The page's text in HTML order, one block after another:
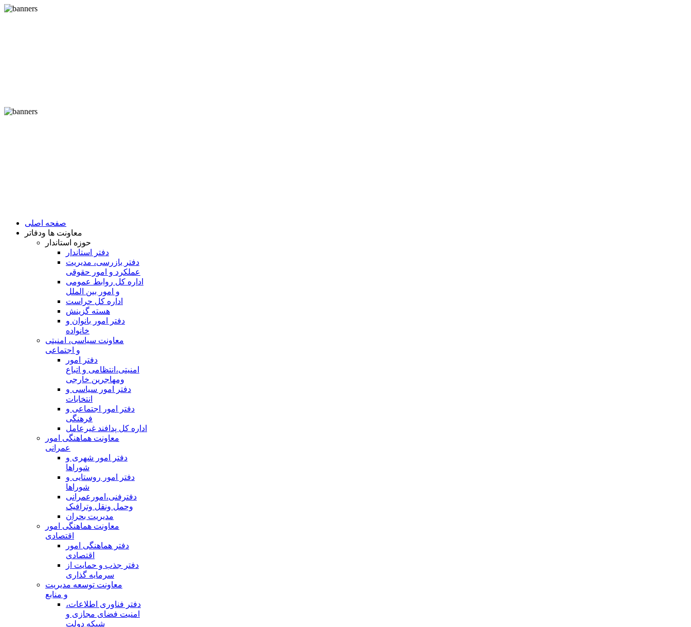
صفحه اصلی
معاونت ها ودفاتر
حوزه استاندار
دفتر استاندار
دفتر بازرسی، مدیریت
عملکرد و امور حقوقی
اداره کل روابط عمومی
و امور بین الملل
اداره کل حراست
هسته گزینش
دفتر امور بانوان و
خانواده
معاونت سیاسی، امنیتی
و اجتماعی
دفتر امور
امنيتی،انتظامی و اتباع
ومهاجرین خارجی
دفتر امور سیاسی و
انتخابات
دفتر امور اجتماعی و
فرهنگی
اداره کل پدافند غیرعامل
معاونت هماهنگی امور
عمرانی
دفتر امور شهری و
شوراها
دفتر امور روستایی و
شوراها
دفترفنی،امورعمرانی
وحمل ونقل وترافيک
مدیریت بحران
معاونت هماهنگی امور
اقتصادی
دفتر هماهنگی امور
اقتصادی
دفتر جذب و حمایت از
سرمایه گذاری
معاونت توسعه مدیریت
و منابع
دفتر فناوری اطلاعات،
امنیت فضای مجازی و
شبکه دولت